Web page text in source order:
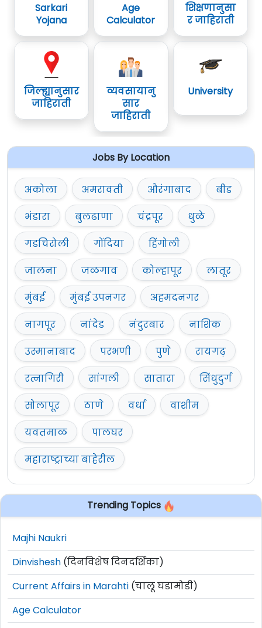
Sarkari
Yojana
Age
Calculator
शिक्षणानुसा
र जाहिराती
जिल्ह्यानुसार
जाहिराती
व्यवसायानु
सार
जाहिराती
University
Jobs By Location
अकोला अमरावती औरंगाबाद
बीड
भंडारा
बुलढाणा चंद्रपूर
धुळे
गडचिरोली
गोंदिया
हिंगोली
जालना
जळगाव कोल्हापूर
लातूर
मुंबई
मुंबई उपनगर
अहमदनगर
नागपूर
नांदेड नंदुरबार
नाशिक
उस्मानाबाद
परभणी पुणे
रायगढ़
रत्नागिरी
सांगली सातारा
सिंधुदुर्ग
सोलापूर
ठाणे वर्धा
वाशीम
यवतमाळ
पालघर
महाराष्ट्राच्या बाहेरील
Trending Topics
Majhi Naukri
Dinvishesh (दिनविशेष दिनदर्शिका)
Current Affairs in Marahti (चालू घडामोडी)
Age Calculator